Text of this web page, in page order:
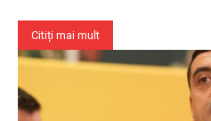
Citiți mai mult